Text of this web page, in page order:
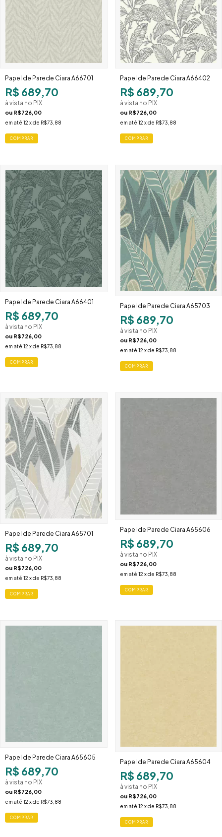
Papel de Parede Ciara A66701
R$ 689,70
à vista no PIX
ou R$726,00
em até 12 x de R$73,88
Papel de Parede Ciara A66402
R$ 689,70
à vista no PIX
ou R$726,00
em até 12 x de R$73,88
Papel de Parede Ciara A66401
R$ 689,70
à vista no PIX
ou R$726,00
em até 12 x de R$73,88
Papel de Parede Ciara A65703
R$ 689,70
à vista no PIX
ou R$726,00
em até 12 x de R$73,88
Papel de Parede Ciara A65701
R$ 689,70
à vista no PIX
ou R$726,00
em até 12 x de R$73,88
Papel de Parede Ciara A65606
R$ 689,70
à vista no PIX
ou R$726,00
em até 12 x de R$73,88
Papel de Parede Ciara A65605
R$ 689,70
à vista no PIX
ou R$726,00
em até 12 x de R$73,88
Papel de Parede Ciara A65604
R$ 689,70
à vista no PIX
ou R$726,00
em até 12 x de R$73,88